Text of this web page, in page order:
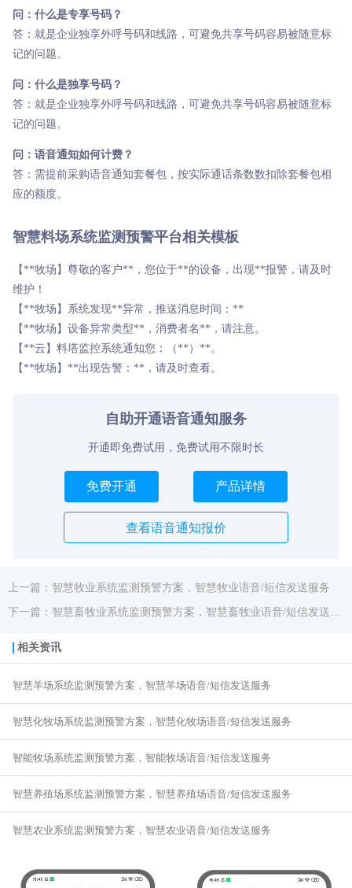
问：什么是专享号码？
答：就是企业独享外呼号码和线路，可避免共享号码容易被随意标
记的问题。
问：什么是独享号码？
答：就是企业独享外呼号码和线路，可避免共享号码容易被随意标
记的问题。
问：语音通知如何计费？
答：需提前采购语音通知套餐包，按实际通话条数数扣除套餐包相
应的额度。
智慧料场系统监测预警平台相关模板
【**牧场】尊敬的客户**，您位于**的设备，出现**报警，请及时
维护！
【**牧场】系统发现**异常，推送消息时间：**
【**牧场】设备异常类型**，消费者名**，请注意。
【**云】料塔监控系统通知您：（**）**。
【**牧场】**出现告警：**，请及时查看。
自助开通语音通知服务
开通即免费试用，免费试用不限时长
免费开通 产品详情
查看语音通知报价
上一篇：智慧牧业系统监测预警方案，智慧牧业语音/短信发送服务
下一篇：智慧畜牧业系统监测预警方案，智慧畜牧业语音/短信发送服务
相关资讯
智慧羊场系统监测预警方案，智慧羊场语音/短信发送服务
智慧化牧场系统监测预警方案，智慧化牧场语音/短信发送服务
智能牧场系统监测预警方案，智能牧场语音/短信发送服务
智慧养殖场系统监测预警方案，智慧养殖场语音/短信发送服务
智慧农业系统监测预警方案，智慧农业语音/短信发送服务